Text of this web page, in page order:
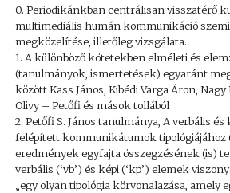
0. Periodikánkban centrálisan visszatérő
multimediális humán kommunikáció
megközelítése, illetőleg vizsgálata.
1. A különböző kötetekben elméleti és
(tanulmányok, ismertetések) egyaránt
között Kass János, Kibédi Varga Áron, Nagy
Olivy – Petőfi és mások tollából
2. Petőfi S. János tanulmánya, A verbális és
felépített kommunikátumok tipológiájához
eredmények egyfajta összegzésének (is)
verbális (‘vb’) és képi (‘kp’) elemek
„egy olyan tipológia körvonalazása, amely